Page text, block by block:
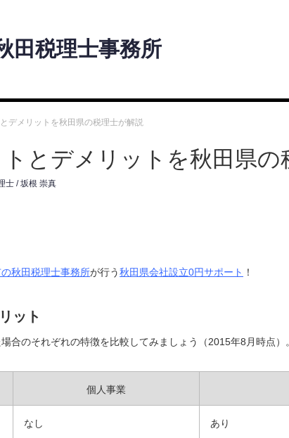
田税理士事務所
デメリットを秋田県の税理士が解説
とデメリットを秋田県の
士 / 坂根 崇真
秋田税理士事務所が行う秋田県会社設立0円サポート ！
ット
合のそれぞれの特徴を比較してみましょう（2015年8月時点）。
個人事業
なし あり